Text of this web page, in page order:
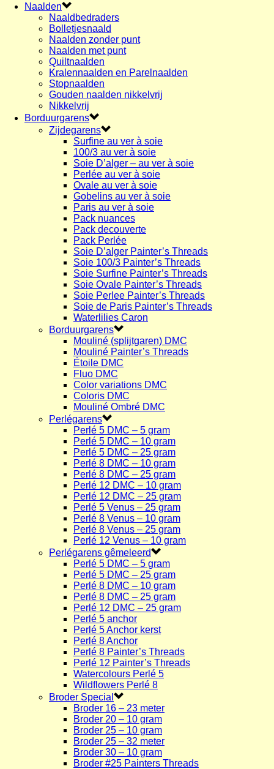
Naalden
Naaldbedraders
Bolletjesnaald
Naalden zonder punt
Naalden met punt
Quiltnaalden
Kralennaalden en Parelnaalden
Stopnaalden
Gouden naalden nikkelvrij
Nikkelvrij
Borduurgarens
Zijdegarens
Surfine au ver à soie
100/3 au ver à soie
Soie D’alger – au ver à soie
Perlée au ver à soie
Ovale au ver à soie
Gobelins au ver à soie
Paris au ver à soie
Pack nuances
Pack decouverte
Pack Perlée
Soie D’alger Painter’s Threads
Soie 100/3 Painter’s Threads
Soie Surfine Painter’s Threads
Soie Ovale Painter’s Threads
Soie Perlee Painter’s Threads
Soie de Paris Painter’s Threads
Waterlilies Caron
Borduurgarens
Mouliné (splijtgaren) DMC
Mouliné Painter’s Threads
Étoile DMC
Fluo DMC
Color variations DMC
Coloris DMC
Mouliné Ombré DMC
Perlégarens
Perlé 5 DMC – 5 gram
Perlé 5 DMC – 10 gram
Perlé 5 DMC – 25 gram
Perlé 8 DMC – 10 gram
Perlé 8 DMC – 25 gram
Perlé 12 DMC – 10 gram
Perlé 12 DMC – 25 gram
Perlé 5 Venus – 25 gram
Perlé 8 Venus – 10 gram
Perlé 8 Venus – 25 gram
Perlé 12 Venus – 10 gram
Perlégarens gêmeleerd
Perlé 5 DMC – 5 gram
Perlé 5 DMC – 25 gram
Perlé 8 DMC – 10 gram
Perlé 8 DMC – 25 gram
Perlé 12 DMC – 25 gram
Perlé 5 anchor
Perlé 5 Anchor kerst
Perlé 8 Anchor
Perlé 8 Painter’s Threads
Perlé 12 Painter’s Threads
Watercolours Perlé 5
Wildflowers Perlé 8
Broder Special
Broder 16 – 23 meter
Broder 20 – 10 gram
Broder 25 – 10 gram
Broder 25 – 32 meter
Broder 30 – 10 gram
Broder #25 Painters Threads